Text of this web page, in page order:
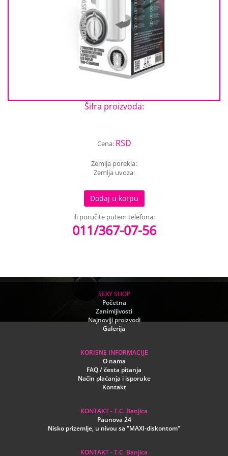
Šifra proizvoda:
Cena: RSD
Zemlja porekla:
Zemlja uvoza:
Dodaj u korpu
ili poručite putem telefona:
011/367-07-56
SEXY SHOP
Početna
Zanimljivosti
Najnoviji proizvodi
Galerija
KORISNE INFORMACIJE
O nama
FAQ / česta pitanja
Način plaćanja i isporuke
Kontakt
KONTAKT - T.C. Banjica
Paunova 24
Nisko prizemlje, u nivou sa "MAXI-diskontom"
KONTAKT - T.C. Banjica